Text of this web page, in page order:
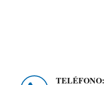
TELÉFONO: